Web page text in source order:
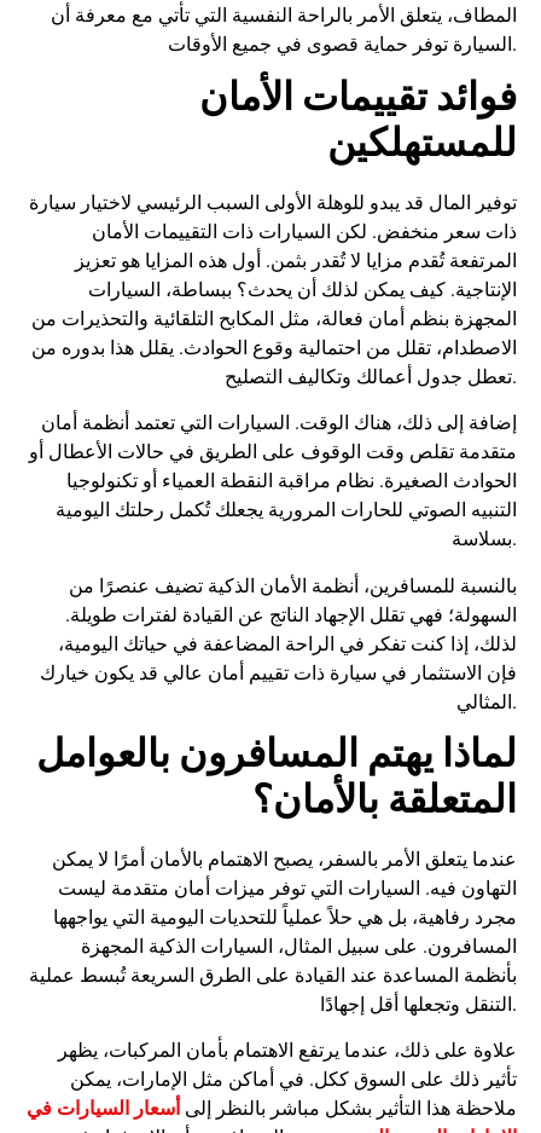
المطاف، يتعلق الأمر بالراحة النفسية التي تأتي مع معرفة أن
السيارة توفر حماية قصوى في جميع الأوقات.
فوائد تقييمات الأمان
للمستهلكين
توفير المال قد يبدو للوهلة الأولى السبب الرئيسي لاختيار سيارة
ذات سعر منخفض. لكن السيارات ذات التقييمات الأمان
المرتفعة تُقدم مزايا لا تُقدر بثمن. أول هذه المزايا هو تعزيز
الإنتاجية. كيف يمكن لذلك أن يحدث؟ ببساطة، السيارات
المجهزة بنظم أمان فعالة، مثل المكابح التلقائية والتحذيرات من
الاصطدام، تقلل من احتمالية وقوع الحوادث. يقلل هذا بدوره من
تعطل جدول أعمالك وتكاليف التصليح.
إضافة إلى ذلك، هناك الوقت. السيارات التي تعتمد أنظمة أمان
متقدمة تقلص وقت الوقوف على الطريق في حالات الأعطال أو
الحوادث الصغيرة. نظام مراقبة النقطة العمياء أو تكنولوجيا
التنبيه الصوتي للحارات المرورية يجعلك تُكمل رحلتك اليومية
بسلاسة.
بالنسبة للمسافرين، أنظمة الأمان الذكية تضيف عنصرًا من
السهولة؛ فهي تقلل الإجهاد الناتج عن القيادة لفترات طويلة.
لذلك، إذا كنت تفكر في الراحة المضاعفة في حياتك اليومية،
فإن الاستثمار في سيارة ذات تقييم أمان عالي قد يكون خيارك
المثالي.
لماذا يهتم المسافرون بالعوامل
المتعلقة بالأمان؟
عندما يتعلق الأمر بالسفر، يصبح الاهتمام بالأمان أمرًا لا يمكن
التهاون فيه. السيارات التي توفر ميزات أمان متقدمة ليست
مجرد رفاهية، بل هي حلاً عملياً للتحديات اليومية التي يواجهها
المسافرون. على سبيل المثال، السيارات الذكية المجهزة
بأنظمة المساعدة عند القيادة على الطرق السريعة تُبسط عملية
التنقل وتجعلها أقل إجهادًا.
علاوة على ذلك، عندما يرتفع الاهتمام بأمان المركبات، يظهر
تأثير ذلك على السوق ككل. في أماكن مثل الإمارات، يمكن
ملاحظة هذا التأثير بشكل مباشر بالنظر إلىأسعار السيارات في